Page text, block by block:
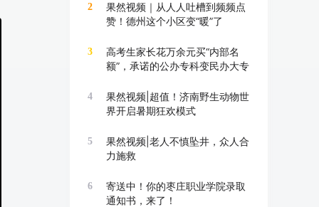
2
果然视频｜从人人吐槽到频频点
赞！德州这个小区变“暖”了
3
高考生家长花万余元买“内部名
额”，承诺的公办专科变民办大专
4
果然视频|超值！济南野生动物世
界开启暑期狂欢模式
5
果然视频|老人不慎坠井，众人合
力施救
6
寄送中！你的枣庄职业学院录取
通知书，来了！